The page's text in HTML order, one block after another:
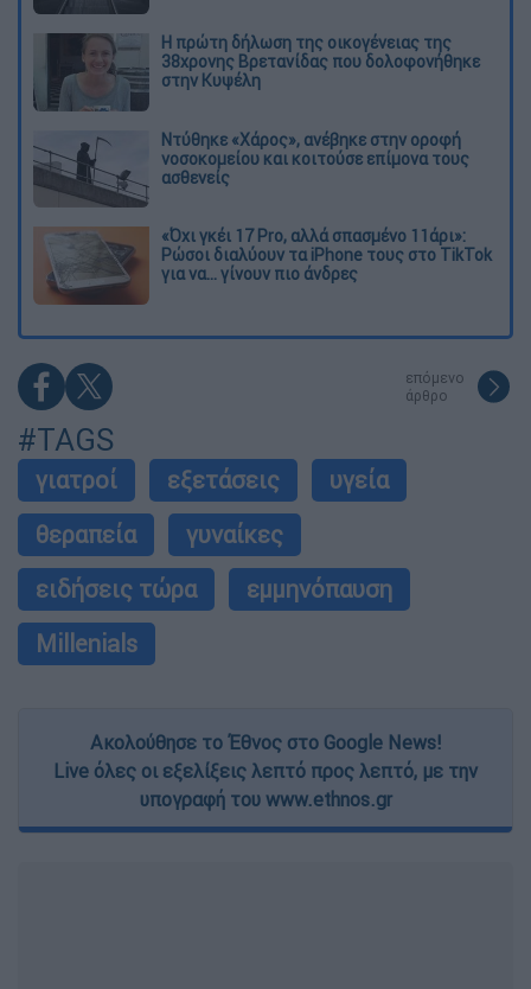
Η πρώτη δήλωση της οικογένειας της
38χρονης Βρετανίδας που δολοφονήθηκε
στην Κυψέλη
Ντύθηκε «Χάρος», ανέβηκε στην οροφή
νοσοκομείου και κοιτούσε επίμονα τους
ασθενείς
«Όχι γκέι 17 Pro, αλλά σπασμένο 11άρι»:
Ρώσοι διαλύουν τα iPhone τους στο TikTok
για να... γίνουν πιο άνδρες
επόμενο
άρθρο
#TAGS
γιατροί εξετάσεις
υγεία
θεραπεία
γυναίκες
ειδήσεις τώρα
εμμηνόπαυση
Millenials
Ακολούθησε το Έθνος στο Google News!
Live όλες οι εξελίξεις λεπτό προς λεπτό, με την
υπογραφή του www.ethnos.gr